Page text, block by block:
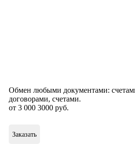
Обмен любыми документами:
договорами, счетами.
от 3 000 3000 руб.
Заказать